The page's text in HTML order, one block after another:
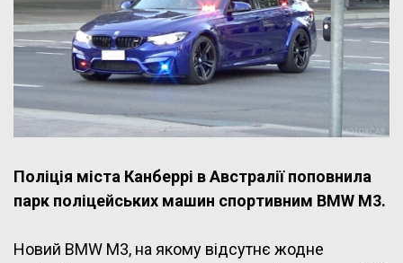
Поліція міста Канберрі в Австралії поповнила
парк поліцейських машин спортивним BMW M3.
Новий BMW M3, на якому відсутнє жодне